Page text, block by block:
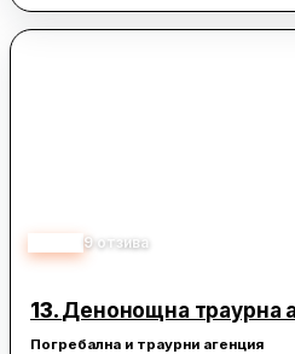
9 отзива
13. Денонощна траурна
Погребална и траурни агенция